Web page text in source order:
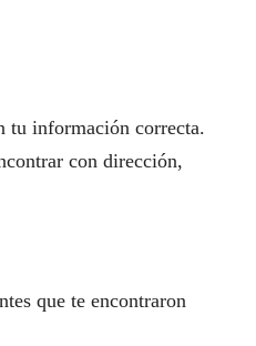
tu información correcta.
con dirección,
que te encontraron